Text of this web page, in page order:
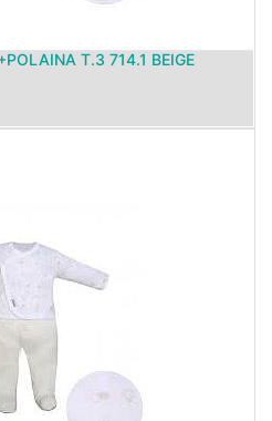
T.3 714.1 BEIGE